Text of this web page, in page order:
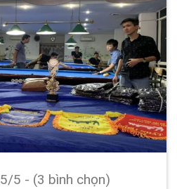
5/5 - (3 bình chọn)